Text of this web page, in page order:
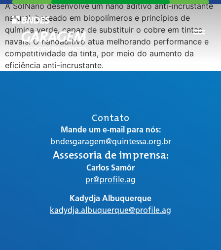
A SolNano desenvolve um nano aditivo anti-incrustante
natural, baseado em biopolímeros e princípios de
química verde, capaz de substituir o cobre em tintas
navais. O nanoaditivo atua melhorando performance e
competitividade da tinta, por meio do aumento da
eficiência anti-incrustante.
Contato
Mande um e-mail para nós:
bndesgaragem@quintessa.org.br
Assessoria de imprensa:
Carlos Samôr
pr@profile.ag
Kadydja Albuquerque
kadydja.albuquerque@profile.ag